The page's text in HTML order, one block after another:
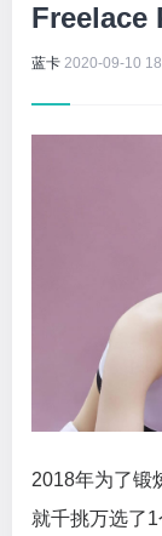
Freelace
蓝卡 2020-09-10
2018年为了锻
就千挑万选了